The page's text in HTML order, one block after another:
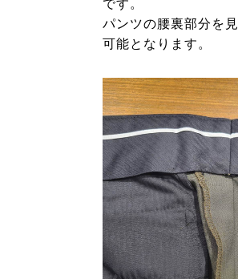
です。
パンツの腰裏部分を
可能となります。